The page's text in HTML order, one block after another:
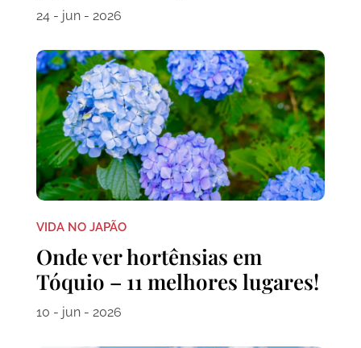
24 - jun - 2026
VIDA NO JAPÃO
Onde ver hortênsias em
Tóquio – 11 melhores lugares!
10 - jun - 2026